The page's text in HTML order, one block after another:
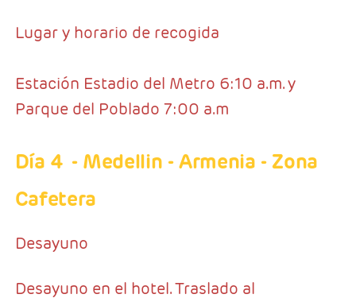
Lugar y horario de recogida
Estación Estadio del Metro 6:10 a.m. y
Parque del Poblado 7:00 a.m
Día 4 - Medellin - Armenia - Zona
Cafetera
Desayuno
Desayuno en el hotel. Traslado al